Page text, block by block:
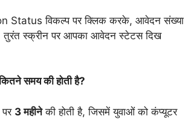
Status विकल्प पर क्लिक करके, आवेदन संख्या
स्क्रीन पर आपका आवेदन स्टेटस दिख
समय की होती है?
3 महीनेकी होती है, जिसमें युवाओं को कंप्यूटर